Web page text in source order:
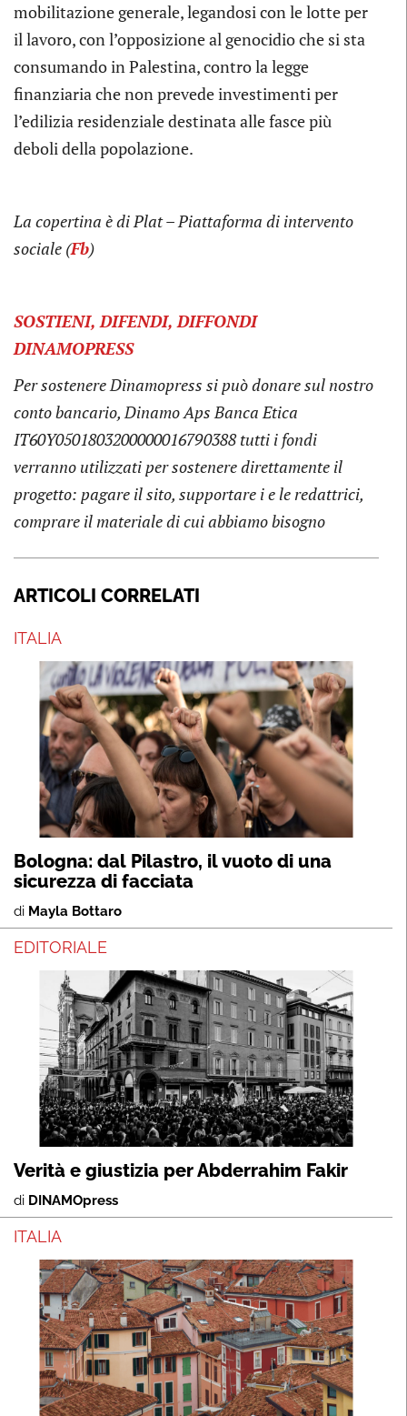
mobilitazione generale, legandosi con le lotte per
il lavoro, con l’opposizione al genocidio che si sta
consumando in Palestina, contro la legge
finanziaria che non prevede investimenti per
l’edilizia residenziale destinata alle fasce più
deboli della popolazione.
La copertina èdi Plat – Piattaforma di intervento
sociale (Fb)
SOSTIENI, DIFENDI, DIFFONDI
DINAMOPRESS
Per sostenere Dinamopress si può donare sul nostro
conto bancario, Dinamo Aps Banca Etica
IT60Y0501803200000016790388 tutti i fondi
verranno utilizzati per sostenere direttamente il
progetto: pagare il sito, supportare i e le redattrici,
comprare il materiale di cui abbiamo bisogno
ARTICOLI CORRELATI
ITALIA
Bologna: dal Pilastro, il vuoto di una
sicurezza di facciata
di Mayla Bottaro
EDITORIALE
Verità e giustizia per Abderrahim Fakir
di DINAMOpress
ITALIA